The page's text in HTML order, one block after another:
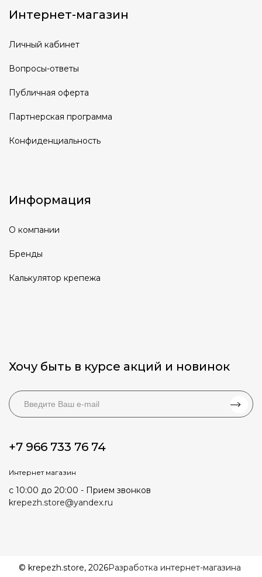
Интернет-магазин
Личный кабинет
Вопросы-ответы
Публичная оферта
Партнерская программа
Конфиденциальность
Информация
О компании
Бренды
Калькулятор крепежа
Хочу быть в курсе акций и новинок
+7 966 733 76 74
Интернет магазин
с 10:00 до 20:00 - Прием звонков
krepezh.store@yandex.ru
© krepezh.store, 2026Разработка интернет-магазина